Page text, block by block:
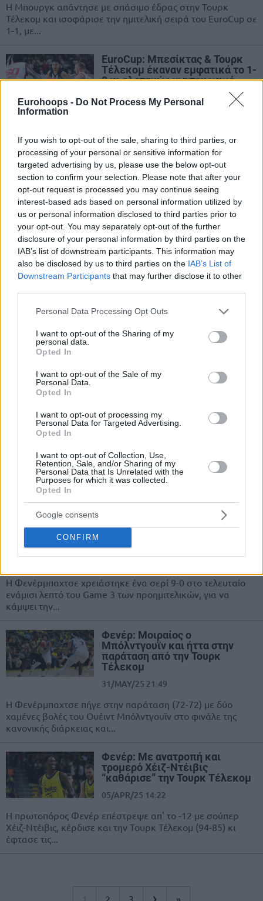
Eurohoops - Do Not Process My Personal
Information
If you wish to opt-out of the sale, sharing to third parties, or
processing of your personal or sensitive information for
targeted advertising by us, please use the below opt-out
section to confirm your selection. Please note that after your
opt-out request is processed you may continue seeing
interest-based ads based on personal information utilized by
us or personal information disclosed to third parties prior to
your opt-out. You may separately opt-out of the further
disclosure of your personal information by third parties on the
IAB’s list of downstream participants. This information may
also be disclosed by us to third parties on the IAB’s List of
Downstream Participants that may further disclose it to other
Please note that this website/app uses one or more Google
not limited to your visit or usage behaviour. You may click to
grant or deny consent to Google and its third-party tags to
use your data for below specified purposes in below Google
consent section.
Personal Data Processing Opt Outs
I want to opt-out of the Sharing of my
personal data.
Opted In
I want to opt-out of the Sale of my
Personal Data.
Opted In
I want to opt-out of processing my
Personal Data for Targeted Advertising.
Opted In
I want to opt-out of Collection, Use,
Retention, Sale, and/or Sharing of my
Personal Data that Is Unrelated with the
Purposes for which it was collected.
Opted In
Google consents
CONFIRM
Η Μπουργκ απάντησε με σπάσιμο έδρας στην Τουρκ
Τέλεκομ και ισοφάρισε την ημιτελική σειρά του EuroCup σε
1-1, με...
EuroCup: Μπεσίκτας & Τουρκ
Τέλεκομ έκαναν εμφατικά το 1-
0 κι ολοταχώς για τουρκικό
31/MAR/26 22:22
Τέλεκομ έκανε "μπρέικ" επί της Μπουργκ (71-99) στην
πρεμιέρα των ημιτελικών...
Πανιώνιος – Τουρκ Τέλεκομ 61-
106: Παραδόθηκε ξανά στην
ανωτερότητα της τουρκικής
ομάδας
21/JAN/26 20:17
Νέα βαριά -η πιο βαριά στη χρονιά- ήττα για τον Πανιώνιο
από την Τουρκ Τέλεκομ (61-106) στη Γλυφάδα για...
Δε σηκώνει κεφάλι η (ελλιπής)
έξι παιχνίδια
27/DEC/25 18:48
Η Τουρκ Τέλεκομ επικράτησε της Αναντολού Εφές (75-70)
πρόσθεσε...
67: “Παραδόθηκε” στο τρίτο
δεκάλεπτο και δέκατη σερί
04/NOV/25 18:43
Ο Πανιώνιος που έπαιξε με πολλές ελλείψεις, έχασε στην
Άγκυρα από την Τουρκ Τέλεκομ (95-67) και μετράει πλέον
Φενέρ: Γλίτωσε το κάζο και
κόντρα στην Τουρκ Τέλεκομ
Η Φενέρμπαχτσε χρειάστηκε ένα σερί 9-0 στο τελευταίο
ενάμισι λεπτό του Game 3 των προημιτελικών, για να
κάμψει την...
Φενέρ: Μοιραίος ο
Μπόλντγουϊν και ήττα στην
παράταση από την Τουρκ
Τέλεκομ
31/MAY/25 21:49
Η Φενέρμπαχτσε πήγε στην παράταση (72-72) με δύο
χαμένες βολές του Ουέιντ Μπόλντγουϊν στο φινάλε της
κανονικής διάρκειας και...
Φενέρ: Με ανατροπή και
τρομερό Χέιζ-Ντέιβις
“καθάρισε” την Τουρκ Τέλεκομ
05/APR/25 14:22
Η πρωτοπόρος Φενέρ επέστρεψε απ' το -12 με σούπερ
Χέιζ-Ντέιβις, κέρδισε και την Τουρκ Τέλεκομ (94-85) κι
έφτασε τις...